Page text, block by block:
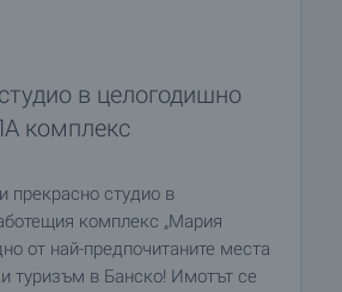
в целогодишно
комплекс
прекрасно студио в
комплекс „Мария
от най-предпочитаните места
туризъм в Банско! Имотът се